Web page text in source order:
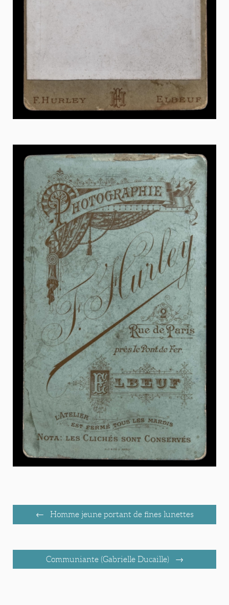
Homme jeune portant de fines lunettes
Communiante (Gabrielle Ducaille)